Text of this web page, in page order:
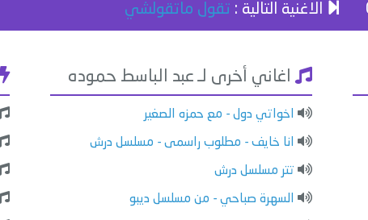
الاغنية التالية : تقول ماتقولشي
اغاني أخرى لـ عبد الباسط حموده
اخواتي دول - مع حمزه الصغير
انا خايف - مطلوب راسمى - مسلسل درش
تتر مسلسل درش
السهرة صباحي - من مسلسل ديبو